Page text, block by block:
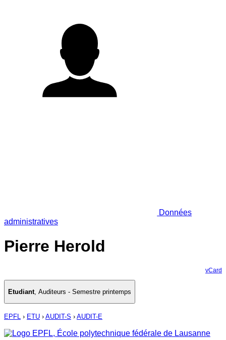
Données
administratives
Pierre Herold
vCard
Etudiant, Auditeurs - Semestre printemps
EPFL › ETU › AUDIT-S › AUDIT-E